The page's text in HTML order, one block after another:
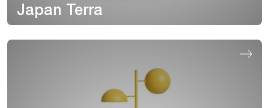
Japan Terra